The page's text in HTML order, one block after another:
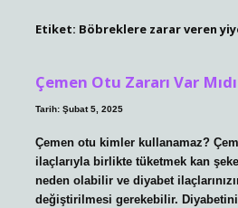
Etiket: Böbreklere zarar veren
Çemen Otu Zararı Var
Tarih: Şubat 5, 2025
Çemen otu kimler kullanamaz?
ilaçlarıyla birlikte tüketmek kan
neden olabilir ve diyabet
değiştirilmesi gerekebilir.